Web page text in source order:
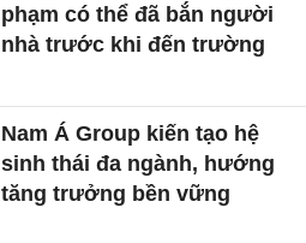
phạm có thể đã bắn người
nhà trước khi đến trường
Nam Á Group kiến tạo hệ
sinh thái đa ngành, hướng
tăng trưởng bền vững